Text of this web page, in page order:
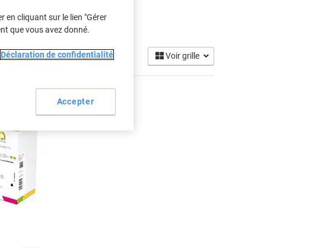
Jet Encre
Voir grille
en cliquant sur le lien "Gérer
que vous avez donné.
Déclaration de confidentialité
Accepter